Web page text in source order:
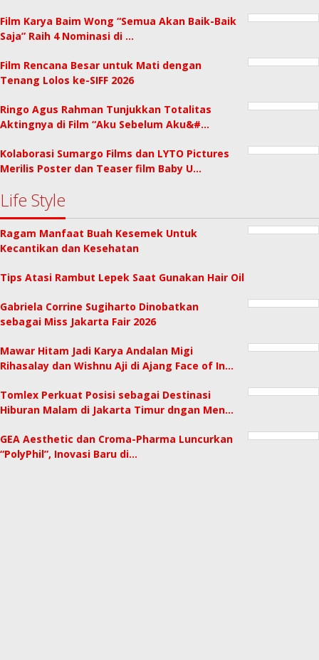
Film Karya Baim Wong “Semua Akan Baik-Baik
Saja” Raih 4 Nominasi di …
Film Rencana Besar untuk Mati dengan
Tenang Lolos ke-SIFF 2026
Ringo Agus Rahman Tunjukkan Totalitas
Aktingnya di Film “Aku Sebelum Aku&#…
Kolaborasi Sumargo Films dan LYTO Pictures
Merilis Poster dan Teaser film Baby U…
Life Style
Ragam Manfaat Buah Kesemek Untuk
Kecantikan dan Kesehatan
Tips Atasi Rambut Lepek Saat Gunakan Hair Oil
Gabriela Corrine Sugiharto Dinobatkan
sebagai Miss Jakarta Fair 2026
Mawar Hitam Jadi Karya Andalan Migi
Rihasalay dan Wishnu Aji di Ajang Face of In…
Tomlex Perkuat Posisi sebagai Destinasi
Hiburan Malam di Jakarta Timur dngan Men…
GEA Aesthetic dan Croma-Pharma Luncurkan
“PolyPhil”, Inovasi Baru di…